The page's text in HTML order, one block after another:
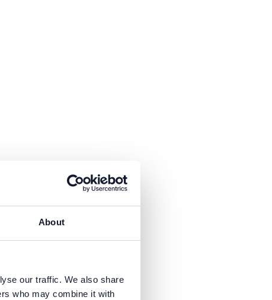
About
our traffic. We also share
who may combine it with